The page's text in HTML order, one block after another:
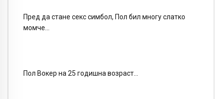
Пред да стане секс симбол, Пол бил многу слатко
момче…
Пол Вокер на 25 годишна возраст…